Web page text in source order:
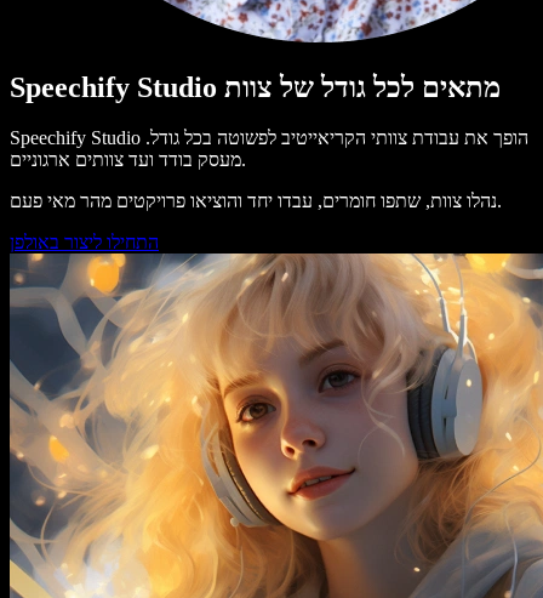
Speechify Studio מתאים לכל גודל של צוות
Speechify Studio הופך את עבודת צוותי הקריאייטיב לפשוטה בכל גודל.
מעסק בודד ועד צוותים ארגוניים.
נהלו צוות, שתפו חומרים, עבדו יחד והוציאו פרויקטים מהר מאי פעם.
התחילו ליצור באולפן